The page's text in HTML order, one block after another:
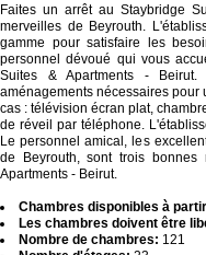
Faites un arrêt au Staybridge
merveilles de Beyrouth.
gamme pour satisfaire les
personnel dévoué qui vous
Suites & Apartments -
aménagements nécessaires
cas : télévision écran plat,
de réveil par téléphone.
Le personnel amical, les
de Beyrouth, sont trois
Apartments - Beirut.
Chambres disponibles à
Les chambres doivent être
Nombre de chambres: 121